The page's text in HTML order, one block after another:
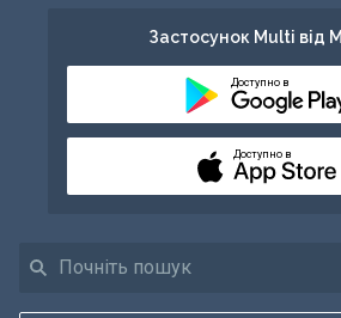
Застосунок Multi від
Доступно в
Доступно в